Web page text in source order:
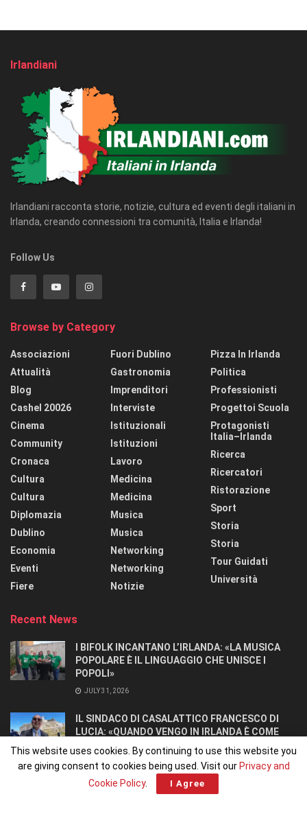
Irlandiani
Irlandiani racconta storie, notizie, cultura ed eventi degli italiani in
Irlanda, creando connessioni tra comunità, Italia e Irlanda!
Follow Us
Browse by Category
Associazioni
Attualità
Blog
Cashel 20026
Cinema
Community
Cronaca
Cultura
Cultura
Diplomazia
Dublino
Economia
Eventi
Fiere
Fuori Dublino
Gastronomia
Imprenditori
Interviste
Istituzionali
Istituzioni
Lavoro
Medicina
Medicina
Musica
Musica
Networking
Networking
Notizie
Pizza In Irlanda
Politica
Professionisti
Progettoi Scuola
Protagonisti
Italia–Irlanda
Ricerca
Ricercatori
Ristorazione
Sport
Storia
Storia
Tour Guidati
Università
Recent News
I BIFOLK INCANTANO L’IRLANDA: «LA MUSICA
POPOLARE È IL LINGUAGGIO CHE UNISCE I
POPOLI»
JULY 31, 2026
IL SINDACO DI CASALATTICO FRANCESCO DI
LUCIA: «QUANDO VENGO IN IRLANDA È COME
TORNARE A CASA».
JULY 27, 2026
This website uses cookies. By continuing to use this website you
are giving consent to cookies being used. Visit our Privacy and
Cookie Policy. I Agree